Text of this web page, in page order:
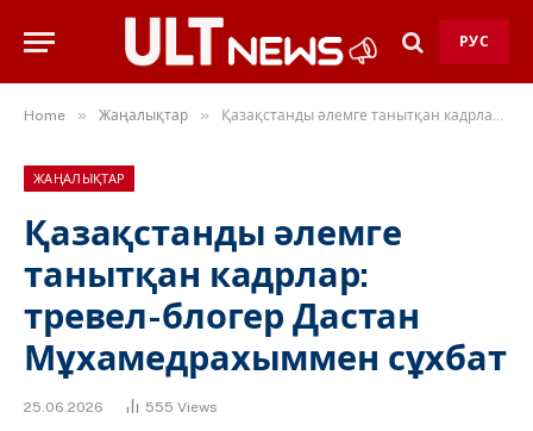
РУС
Home » Жаңалықтар » Қазақстанды әлемге танытқан кадрлар: тревел-блогер Дастан Мұхамедрахыммен сұхбат
ЖАҢАЛЫҚТАР
Қазақстанды әлемге
танытқан кадрлар:
тревел-блогер Дастан
Мұхамедрахыммен сұхбат
25.06.2026 555 Views